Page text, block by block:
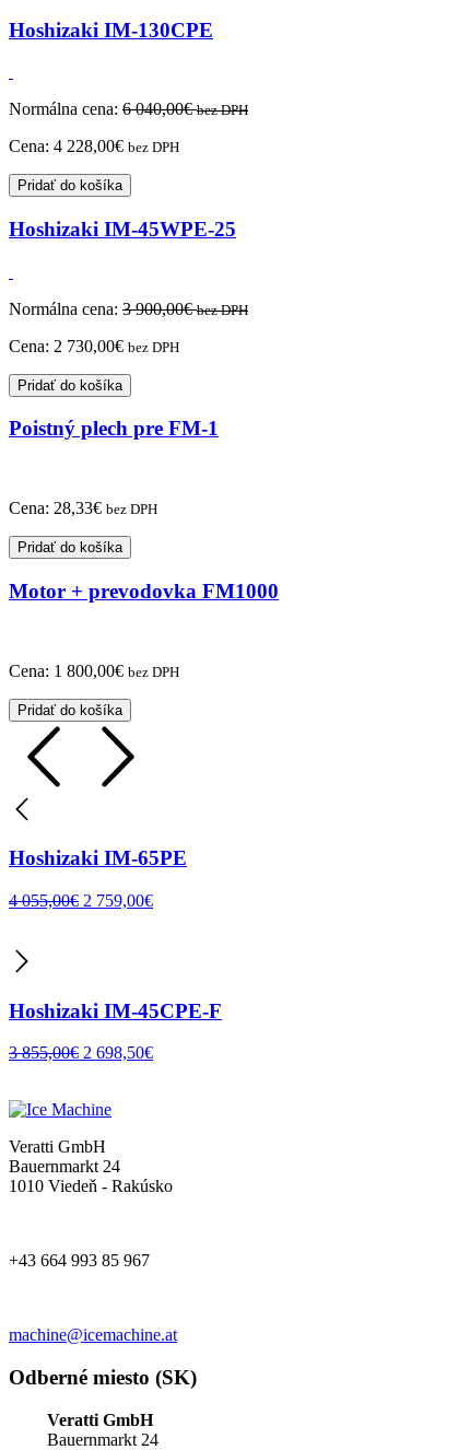
Hoshizaki IM-130CPE
Normálna cena: 6 040,00€ bez DPH
Cena: 4 228,00€ bez DPH
Pridať do košíka
Hoshizaki IM-45WPE-25
Normálna cena: 3 900,00€ bez DPH
Cena: 2 730,00€ bez DPH
Pridať do košíka
Poistný plech pre FM-1
Cena: 28,33€ bez DPH
Pridať do košíka
Motor + prevodovka FM1000
Cena: 1 800,00€ bez DPH
Pridať do košíka
Hoshizaki IM-65PE
4 055,00€ 2 759,00€
Hoshizaki IM-45CPE-F
3 855,00€ 2 698,50€
Veratti GmbH
Bauernmarkt 24
1010 Viedeň - Rakúsko
+43 664 993 85 967
machine@icemachine.at
Odberné miesto (SK)
Veratti GmbH
Bauernmarkt 24